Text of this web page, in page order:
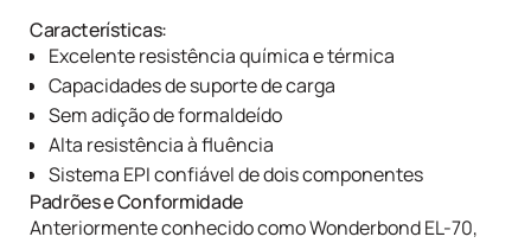
Características:
Excelente resistência química e térmica
Capacidades de suporte de carga
Sem adição de formaldeído
Alta resistência à fluência
Sistema EPI confiável de dois componentes
Padrões e Conformidade
Anteriormente conhecido como Wonderbond EL-70,